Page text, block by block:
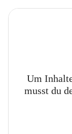
Um
musst du